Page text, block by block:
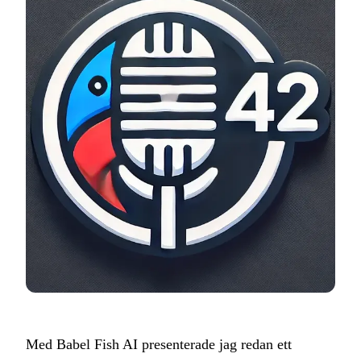
Med Babel Fish AI presenterade jag redan ett